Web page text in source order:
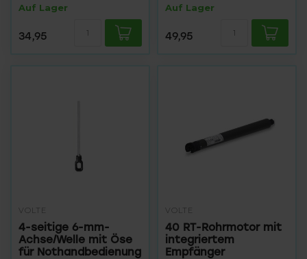
Auf Lager
34,95
Auf Lager
49,95
VOLTE
4-seitige 6-mm-
Achse/Welle mit Öse
für Nothandbedienung
VOLTE
40 RT-Rohrmotor mit
integriertem
Empfänger